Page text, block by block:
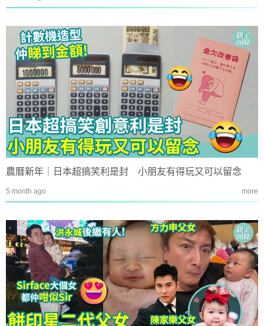
農曆新年｜日本超搞笑利是封 小朋友有得玩又可以留念
5 month ago more